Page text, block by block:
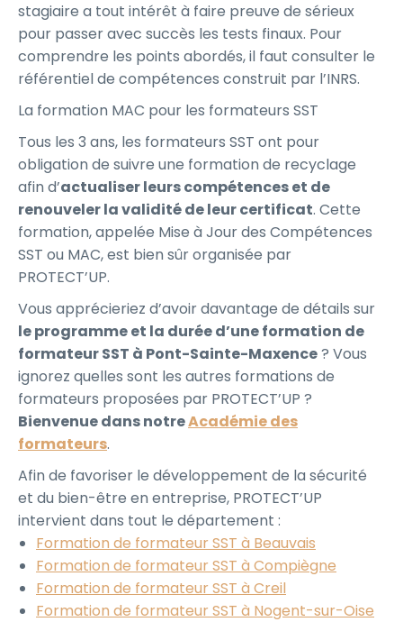
stagiaire a tout intérêt à faire preuve de sérieux
pour passer avec succès les tests finaux. Pour
comprendre les points abordés, il faut consulter le
référentiel de compétences construit par l’INRS.
La formation MAC pour les formateurs SST
Tous les 3 ans, les formateurs SST ont pour
obligation de suivre une formation de recyclage
afin d’actualiser leurs compétences et de
renouveler la validité de leur certificat. Cette
formation, appelée Mise à Jour des Compétences
SST ou MAC, est bien sûr organisée par
PROTECT’UP.
Vous apprécieriez d’avoir davantage de détails sur
le programme et la durée d’une formation de
formateur SST à Pont-Sainte-Maxence? Vous
ignorez quelles sont les autres formations de
formateurs proposées par PROTECT’UP ?
Bienvenue dans notreAcadémie des
formateurs.
Afin de favoriser le développement de la sécurité
et du bien-être en entreprise, PROTECT’UP
intervient dans tout le département :
Formation de formateur SST à Beauvais
Formation de formateur SST à Compiègne
Formation de formateur SST à Creil
Formation de formateur SST à Nogent-sur-Oise